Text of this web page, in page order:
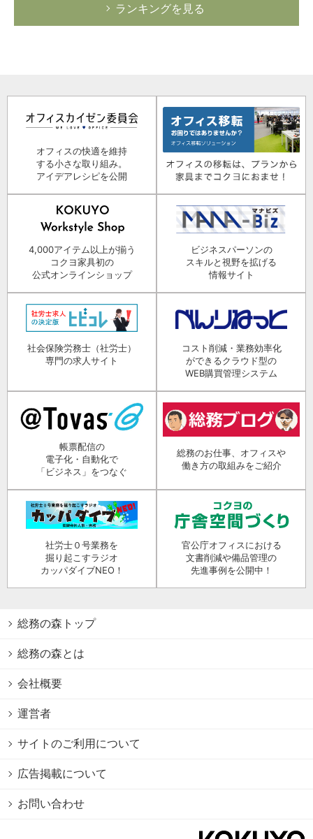
ランキングを見る
オフィスの快適を維持
する小さな取り組み。
アイデアレシピを公開
4,000アイテム以上が揃う
コクヨ家具初の
公式オンラインショップ
ビジネスパーソンの
スキルと視野を拡げる
情報サイト
社会保険労務士（社労士）
専門の求人サイト
コスト削減・業務効率化
ができるクラウド型の
WEB購買管理システム
帳票配信の
電子化・自動化で
「ビジネス」をつなぐ
総務のお仕事、オフィスや
働き方の取組みをご紹介
社労士０号業務を
掘り起こすラジオ
カッパダイブNEO！
官公庁オフィスにおける
文書削減や備品管理の
先進事例を公開中！
総務の森トップ
総務の森とは
会社概要
運営者
サイトのご利用について
広告掲載について
お問い合わせ